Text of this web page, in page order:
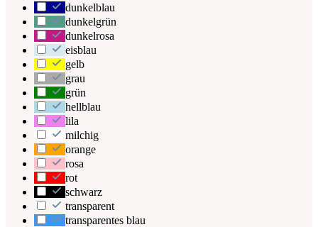
dunkelblau
dunkelgrün
dunkelrosa
eisblau
gelb
grau
grün
hellblau
lila
milchig
orange
rosa
rot
schwarz
transparent
transparentes blau